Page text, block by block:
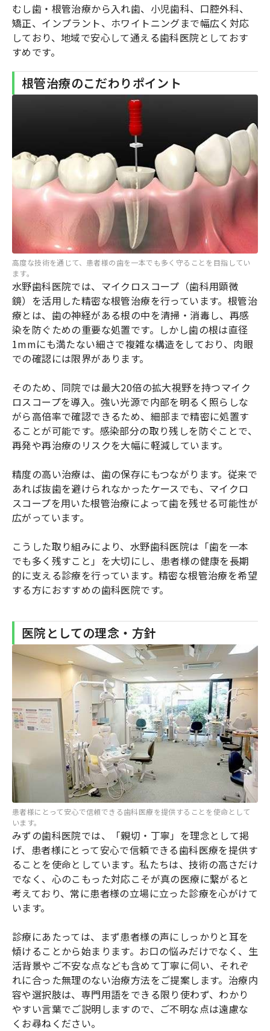
むし歯・根管治療から入れ歯、小児歯科、口腔外科、
矯正、インプラント、ホワイトニングまで幅広く対応
しており、地域で安心して通える歯科医院としておす
すめです。
根管治療のこだわりポイント
高度な技術を通じて、患者様の歯を一本でも多く守ることを目指してい
ます。
水野歯科医院では、マイクロスコープ（歯科用顕微
鏡）を活用した精密な根管治療を行っています。根管治
療とは、歯の神経がある根の中を清掃・消毒し、再感
染を防ぐための重要な処置です。しかし歯の根は直径
1mmにも満たない細さで複雑な構造をしており、肉眼
での確認には限界があります。
そのため、同院では最大20倍の拡大視野を持つマイク
ロスコープを導入。強い光源で内部を明るく照らしな
がら高倍率で確認できるため、細部まで精密に処置す
ることが可能です。感染部分の取り残しを防ぐことで、
再発や再治療のリスクを大幅に軽減しています。
精度の高い治療は、歯の保存にもつながります。従来で
あれば抜歯を避けられなかったケースでも、マイクロ
スコープを用いた根管治療によって歯を残せる可能性が
広がっています。
こうした取り組みにより、水野歯科医院は「歯を一本
でも多く残すこと」を大切にし、患者様の健康を長期
的に支える診療を行っています。精密な根管治療を希望
する方におすすめの歯科医院です。
医院としての理念・方針
患者様にとって安心で信頼できる歯科医療を提供することを使命として
います。
みずの歯科医院では、「親切・丁寧」を理念として掲
げ、患者様にとって安心で信頼できる歯科医療を提供す
ることを使命としています。私たちは、技術の高さだけ
でなく、心のこもった対応こそが真の医療に繋がると
考えており、常に患者様の立場に立った診療を心がけて
います。
診療にあたっては、まず患者様の声にしっかりと耳を
傾けることから始まります。お口の悩みだけでなく、生
活背景やご不安な点なども含めて丁寧に伺い、それぞ
れに合った無理のない治療方法をご提案します。治療内
容や選択肢は、専門用語をできる限り使わず、わかり
やすい言葉でご説明しますので、ご不明な点は遠慮な
くお尋ねください。